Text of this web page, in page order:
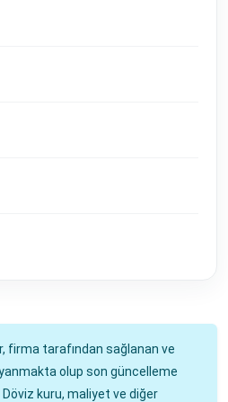
firma tarafından sağlanan ve
olup son güncelleme
Döviz kuru, maliyet ve diğer